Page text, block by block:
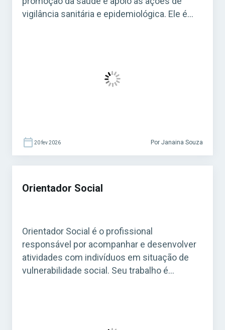
vigilância sanitária e epidemiológica. Ele é
20 fev 2026 Por Janaina Souza
Orientador Social
Orientador Social é o profissional
responsável por acompanhar e desenvolver
atividades com indivíduos em situação de
vulnerabilidade social. Seu trabalho é